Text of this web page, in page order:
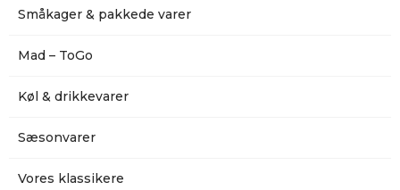
Småkager & pakkede varer
Mad – ToGo
Køl & drikkevarer
Sæsonvarer
Vores klassikere